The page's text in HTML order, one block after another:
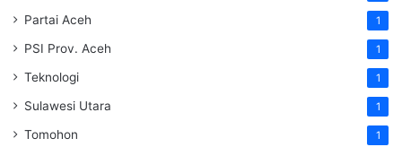
Partai Aceh 1
PSI Prov. Aceh 1
Teknologi 1
Sulawesi Utara 1
Tomohon 1